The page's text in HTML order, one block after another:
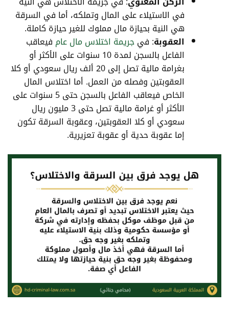
في الاستيلاء على المال وتملكه، أما في السرقة
هي النية بحيازة مال مملوك للغير حيازة كاملة.
العقوبة: فيجريمة اختلاس مال عام فيعاقب
الفاعل بالسجن لمدة 10 سنوات على الأكثر أو
بغرامة مالية تصل إلى 20 ألف ريال سعودي أو كلا
العقوبتين وفصله من العمل. أما اختلاس المال
الخاص فيعاقب الفاعل بالسجن حتى 5 سنوات على
الأكثر أو غرامة مالية تصل حتى 3 مليون ريال
سعودي أو كلا العقوبتين، وعقوبة السرقة تكون
إما عقوبة حدية أو عقوبة تعزيرية.